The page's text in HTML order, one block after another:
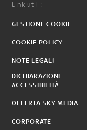
Link utili:
GESTIONE COOKIE
COOKIE POLICY
NOTE LEGALI
DICHIARAZIONE
ACCESSIBILITÀ
OFFERTA SKY MEDIA
CORPORATE